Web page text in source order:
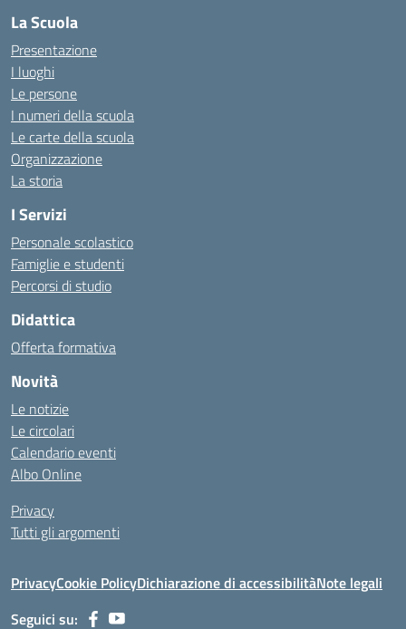
La Scuola
Presentazione
I luoghi
Le persone
I numeri della scuola
Le carte della scuola
Organizzazione
La storia
I Servizi
Personale scolastico
Famiglie e studenti
Percorsi di studio
Didattica
Offerta formativa
Novità
Le notizie
Le circolari
Calendario eventi
Albo Online
Privacy
Tutti gli argomenti
PrivacyCookie PolicyDichiarazione di accessibilitàNote legali
Seguici su: